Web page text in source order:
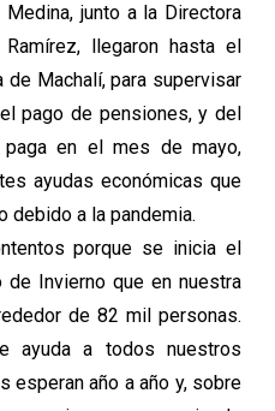
junto a la Directora
llegaron hasta el
de Machalí, para supervisar
pago de pensiones, y del
en el mes de mayo,
ayudas económicas que
debido a la pandemia.
porque se inicia el
Invierno que en nuestra
de 82 mil personas.
ayuda a todos nuestros
esperan año a año y, sobre